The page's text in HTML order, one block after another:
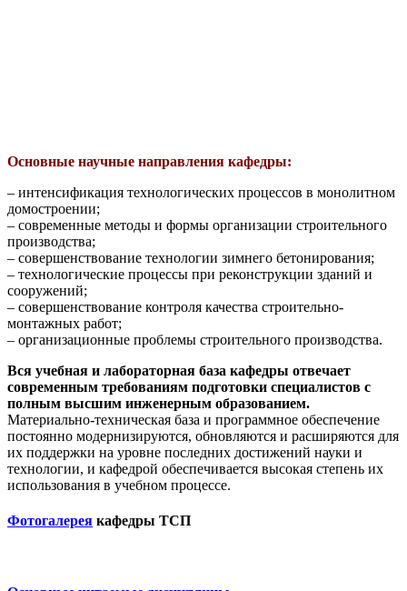
Основные научные направления кафедры:
– интенсификация технологических процессов в монолитном
домостроении;
– современные методы и формы организации строительного
производства;
– совершенствование технологии зимнего бетонирования;
– технологические процессы при реконструкции зданий и
сооружений;
– совершенствование контроля качества строительно-
монтажных работ;
– организационные проблемы строительного производства.
Вся учебная и лабораторная база кафедры отвечает
современным требованиям подготовки специалистов с
полным высшим инженерным образованием.
Материально-техническая база и программное обеспечение
постоянно модернизируются, обновляются и расширяются для
их поддержки на уровне последних достижений науки и
технологии, и кафедрой обеспечивается высокая степень их
использования в учебном процессе.
Фотогалерея кафедры ТСП